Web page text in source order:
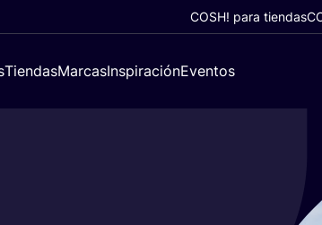
COSH! para tiendas
TiendasMarcasInspiraciónEventos